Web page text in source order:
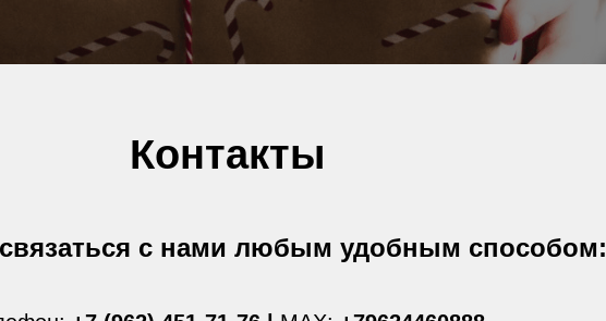
Контакты
с нами любым удобным способом: